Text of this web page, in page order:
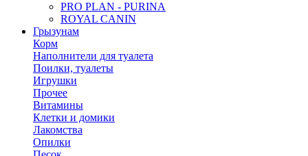
PRO PLAN - PURINA
ROYAL CANIN
Грызунам
Корм
Наполнители для туалета
Поилки, туалеты
Игрушки
Прочее
Витамины
Клетки и домики
Лакомства
Опилки